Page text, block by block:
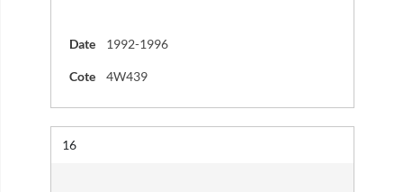
Date 1992-1996
Cote 4W439
Résultat n°
16